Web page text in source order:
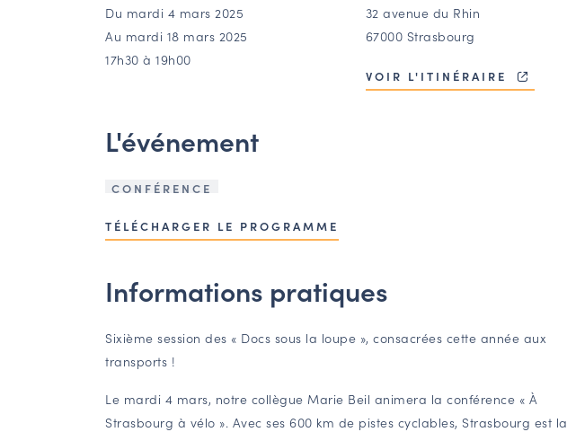
Du mardi 4 mars 2025
Au mardi 18 mars 2025
17h30 à 19h00
32 avenue du Rhin
67000 Strasbourg
VOIR L'ITINÉRAIRE
L'événement
CONFÉRENCE
TÉLÉCHARGER LE PROGRAMME
Informations pratiques
Sixième session des « Docs sous la loupe », consacrées cette année aux
transports !
Le mardi 4 mars, notre collègue Marie Beil animera la conférence « À
Strasbourg à vélo ». Avec ses 600 km de pistes cyclables, Strasbourg est la